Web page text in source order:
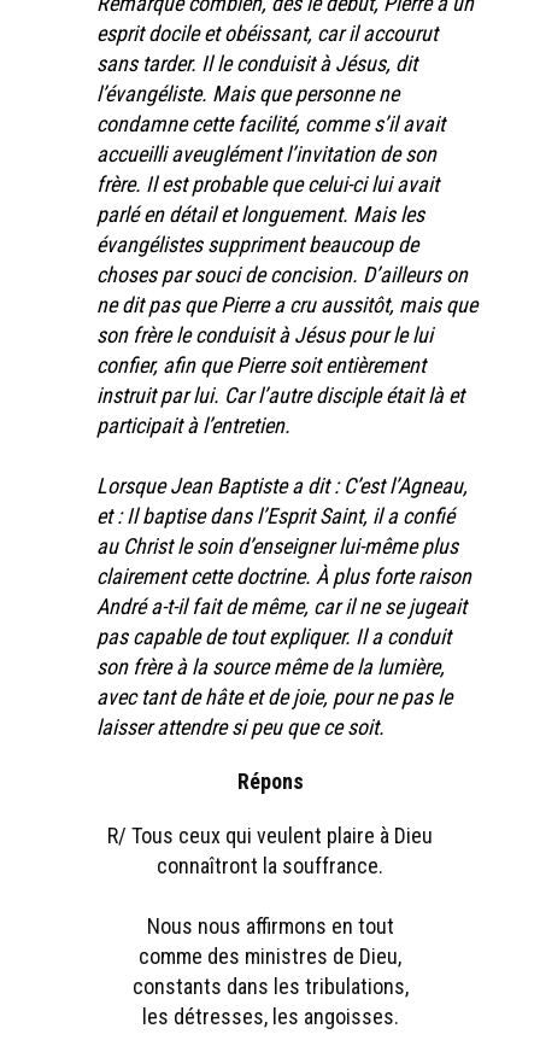
esprit docile et obéissant, car il accourut
sans tarder. Il le conduisit à Jésus, dit
l’évangéliste. Mais que personne ne
condamne cette facilité, comme s’il avait
accueilli aveuglément l’invitation de son
frère. Il est probable que celui-ci lui avait
parlé en détail et longuement. Mais les
évangélistes suppriment beaucoup de
choses par souci de concision. D’ailleurs on
ne dit pas que Pierre a cru aussitôt, mais que
son frère le conduisit à Jésus pour le lui
confier, afin que Pierre soit entièrement
instruit par lui. Car l’autre disciple était là et
participait à l’entretien.
Lorsque Jean Baptiste a dit : C’est l’Agneau,
et : Il baptise dans l’Esprit Saint, il a confié
au Christ le soin d’enseigner lui-même plus
clairement cette doctrine. À plus forte raison
André a-t-il fait de même, car il ne se jugeait
pas capable de tout expliquer. Il a conduit
son frère à la source même de la lumière,
avec tant de hâte et de joie, pour ne pas le
laisser attendre si peu que ce soit.
Répons
R/ Tous ceux qui veulent plaire à Dieu
connaîtront la souffrance.
Nous nous affirmons en tout
comme des ministres de Dieu,
constants dans les tribulations,
les détresses, les angoisses.